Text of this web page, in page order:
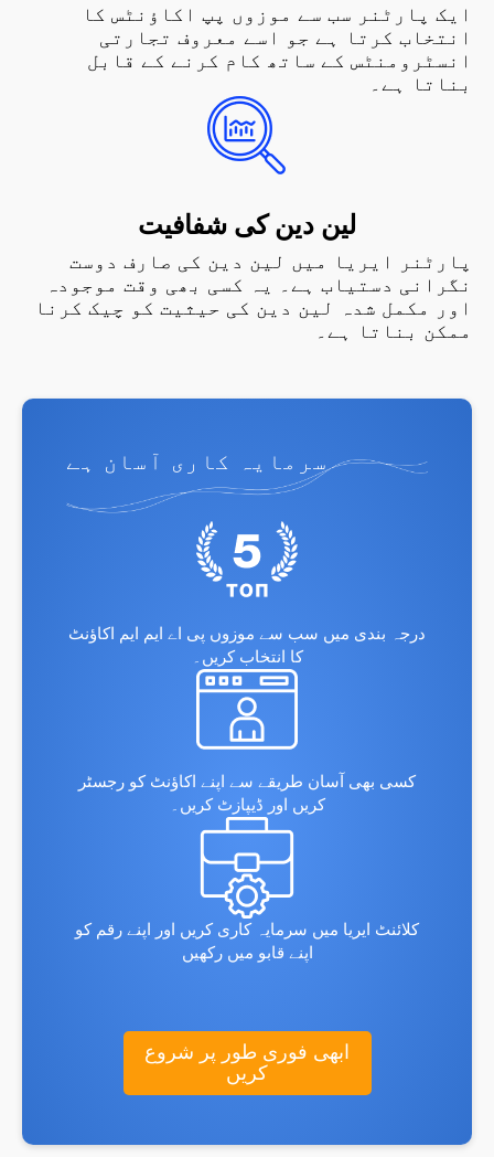
ایک پارٹنر سب سے موزوں پپ اکاؤنٹس کا
انتخاب کرتا ہے جو اسے معروف تجارتی
انسٹرومنٹس کے ساتھ کام کرنے کے قابل
بناتا ہے۔
لین دین کی شفافیت
پارٹنر ایریا میں لین دین کی صارف دوست
نگرانی دستیاب ہے۔ یہ کسی بھی وقت موجودہ
اور مکمل شدہ لین دین کی حیثیت کو چیک کرنا
ممکن بناتا ہے۔
سرمایہ کاری آسان ہے
درجہ بندی میں سب سے موزوں پی اے ایم ایم اکاؤنٹ
کا انتخاب کریں۔
کسی بھی آسان طریقے سے اپنے اکاؤنٹ کو رجسٹر
کریں اور ڈیپازٹ کریں۔
کلائنٹ ایریا میں سرمایہ کاری کریں اور اپنے رقم کو
اپنے قابو میں رکھیں
ابھی فوری طور پر شروع
کریں